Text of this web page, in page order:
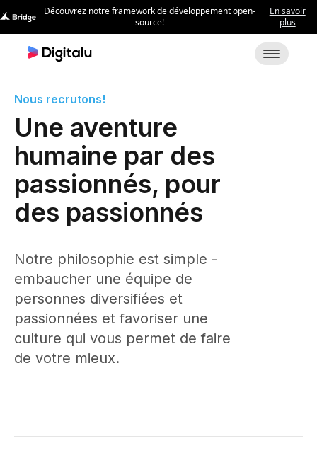
Nous recrutons!
Une aventure
humaine par des
passionnés, pour
des passionnés
Notre philosophie est simple -
embaucher une équipe de
personnes diversifiées et
passionnées et favoriser une
culture qui vous permet de faire
de votre mieux.